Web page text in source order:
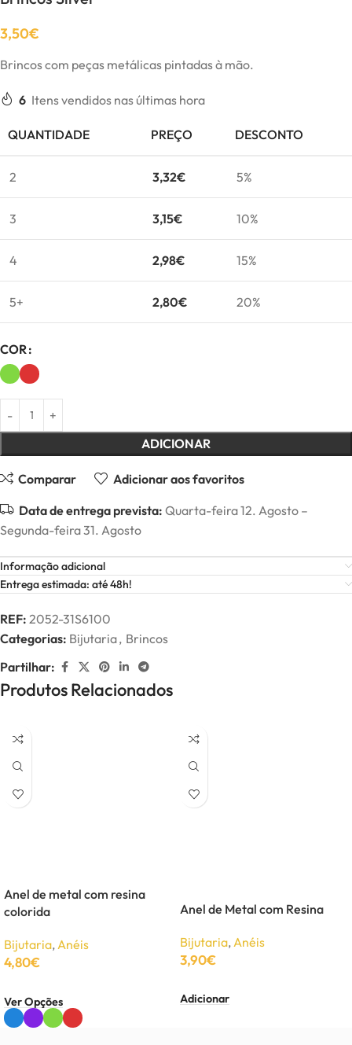
3,50€
Brincos com peças metálicas pintadas à mão.
6 Itens vendidos nas últimas hora
QUANTIDADE PREÇO DESCONTO
2 3,32€ 5%
3 3,15€ 10%
4 2,98€ 15%
5+ 2,80€ 20%
COR
ADICIONAR
Comparar Adicionar aos favoritos
Data de entrega prevista: Quarta-feira 12. Agosto –
Segunda-feira 31. Agosto
Informação adicional
Entrega estimada: até 48h!
REF: 2052-31S6100
Categorias: Bijutaria, Brincos
Partilhar:
Produtos Relacionados
Anel de metal com resina
colorida
Bijutaria,Anéis
4,80€
Ver Opções
Anel de Metal com Resina
Bijutaria, Anéis
3,90€
Adicionar